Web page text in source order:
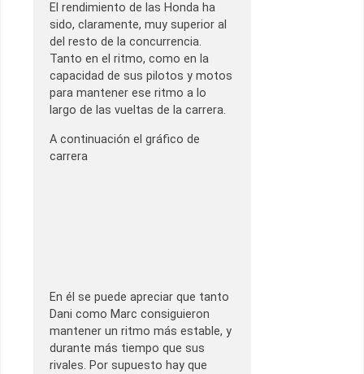
El rendimiento de las Honda ha
sido, claramente, muy superior al
del resto de la concurrencia.
Tanto en el ritmo, como en la
capacidad de sus pilotos y motos
para mantener ese ritmo a lo
largo de las vueltas de la carrera.
A continuación el gráfico de
carrera
En él se puede apreciar que tanto
Dani como Marc consiguieron
mantener un ritmo más estable, y
durante más tiempo que sus
rivales. Por supuesto hay que